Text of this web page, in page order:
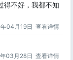
得不好，我都不知
04月19日 查看详情
03月28日 查看详情